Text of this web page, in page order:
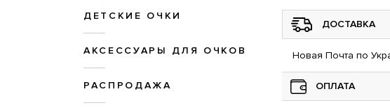
ДЕТСКИЕ ОЧКИ
АКСЕССУАРЫ ДЛЯ ОЧКОВ
РАСПРОДАЖА
ДОСТАВКА
Новая Почта по
ОПЛАТА